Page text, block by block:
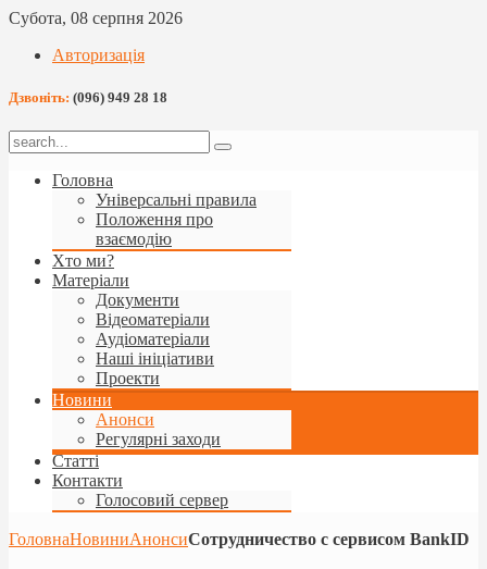
Субота, 08 серпня 2026
Авторизація
Дзвоніть: (096) 949 28 18
Головна
Універсальні правила
Положення про
взаємодію
Хто ми?
Матеріали
Документи
Відеоматеріали
Аудіоматеріали
Наші ініціативи
Проекти
Новини
Анонси
Регулярні заходи
Статті
Контакти
Голосовий сервер
ГоловнаНовиниАнонсиСотрудничество с сервисом BankID